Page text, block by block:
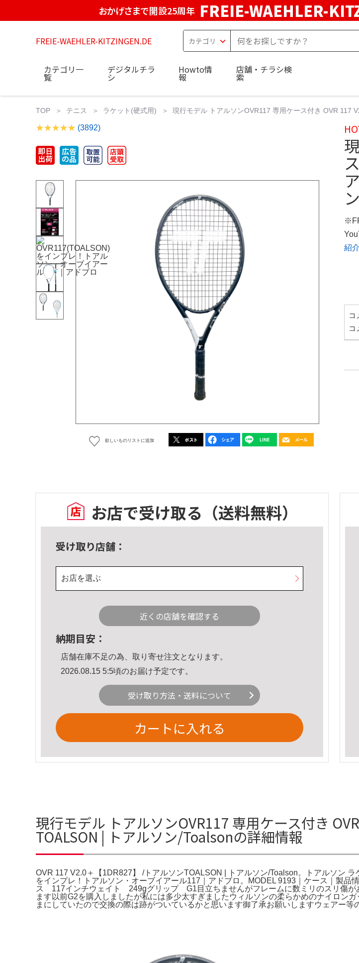
おかげさまで開設25周年 FREIE-WAEHLER-
FREIE-WAEHLER-KITZINGEN.DE
カテゴリ一
覧
デジタルチラ
シ
Howto情
報
店舗・チラシ検
索
TOP テニス ラケット(硬式用) 現行モデル トアルソンOVR117 専用ケース付き OVR 117
(3892)
欲しいものリストに追加
紹
コ
コ
お店で受け取る （送料無料）
受け取り店舗：
お店を選ぶ
近くの店舗を確認する
納期目安：
店舗在庫不足の為、取り寄せ注文となります。
2026.08.15 5:5頃のお届け予定です。
受け取り方法・送料について
カートに入れる
現行モデル トアルソンOVR117 専用ケース付き
TOALSON | トアルソン/Toalsonの詳細情報
OVR 117 V2.0＋【1DR827】 /トアルソンTOALSON | トアルソン/Toalson。トアルソン
をインプレ！トアルソン・オーブイアール117｜アドブロ。MODEL 9193｜ケース｜製
ス 117インチウェイト 249gグリップ G1目立ちませんがフレームに数ミリのスリ傷が
ます以前G2を購入しましたが私には多少太すぎましたウィルソンの柔らかめのナイロン
まにしていたので交換の際は跡がついているかと思います御了承お願いしますウェアー